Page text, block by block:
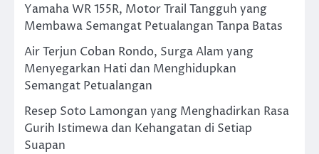
Yamaha WR 155R, Motor Trail Tangguh yang
Membawa Semangat Petualangan Tanpa Batas
Air Terjun Coban Rondo, Surga Alam yang
Menyegarkan Hati dan Menghidupkan
Semangat Petualangan
Resep Soto Lamongan yang Menghadirkan Rasa
Gurih Istimewa dan Kehangatan di Setiap
Suapan